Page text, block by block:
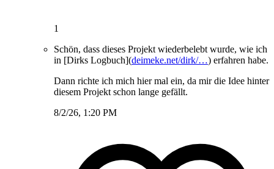
1
Schön, dass dieses Projekt wiederbelebt wurde, wie ich
in [Dirks Logbuch](deimeke.net/dirk/…) erfahren habe.
Dann richte ich mich hier mal ein, da mir die Idee hinter
diesem Projekt schon lange gefällt.
8/2/26, 1:20 PM